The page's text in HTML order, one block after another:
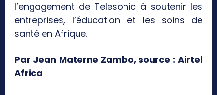
l’engagement de Telesonic à soutenir les
entreprises, l’éducation et les soins de
santé en Afrique.
Par Jean Materne Zambo, source : Airtel
Africa